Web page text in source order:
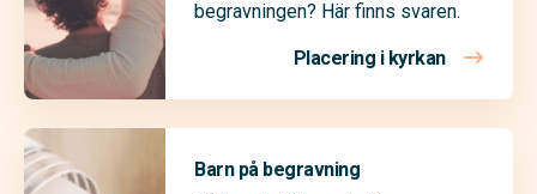
begravningen? Här finns svaren.
Placering i kyrkan
Barn på begravning